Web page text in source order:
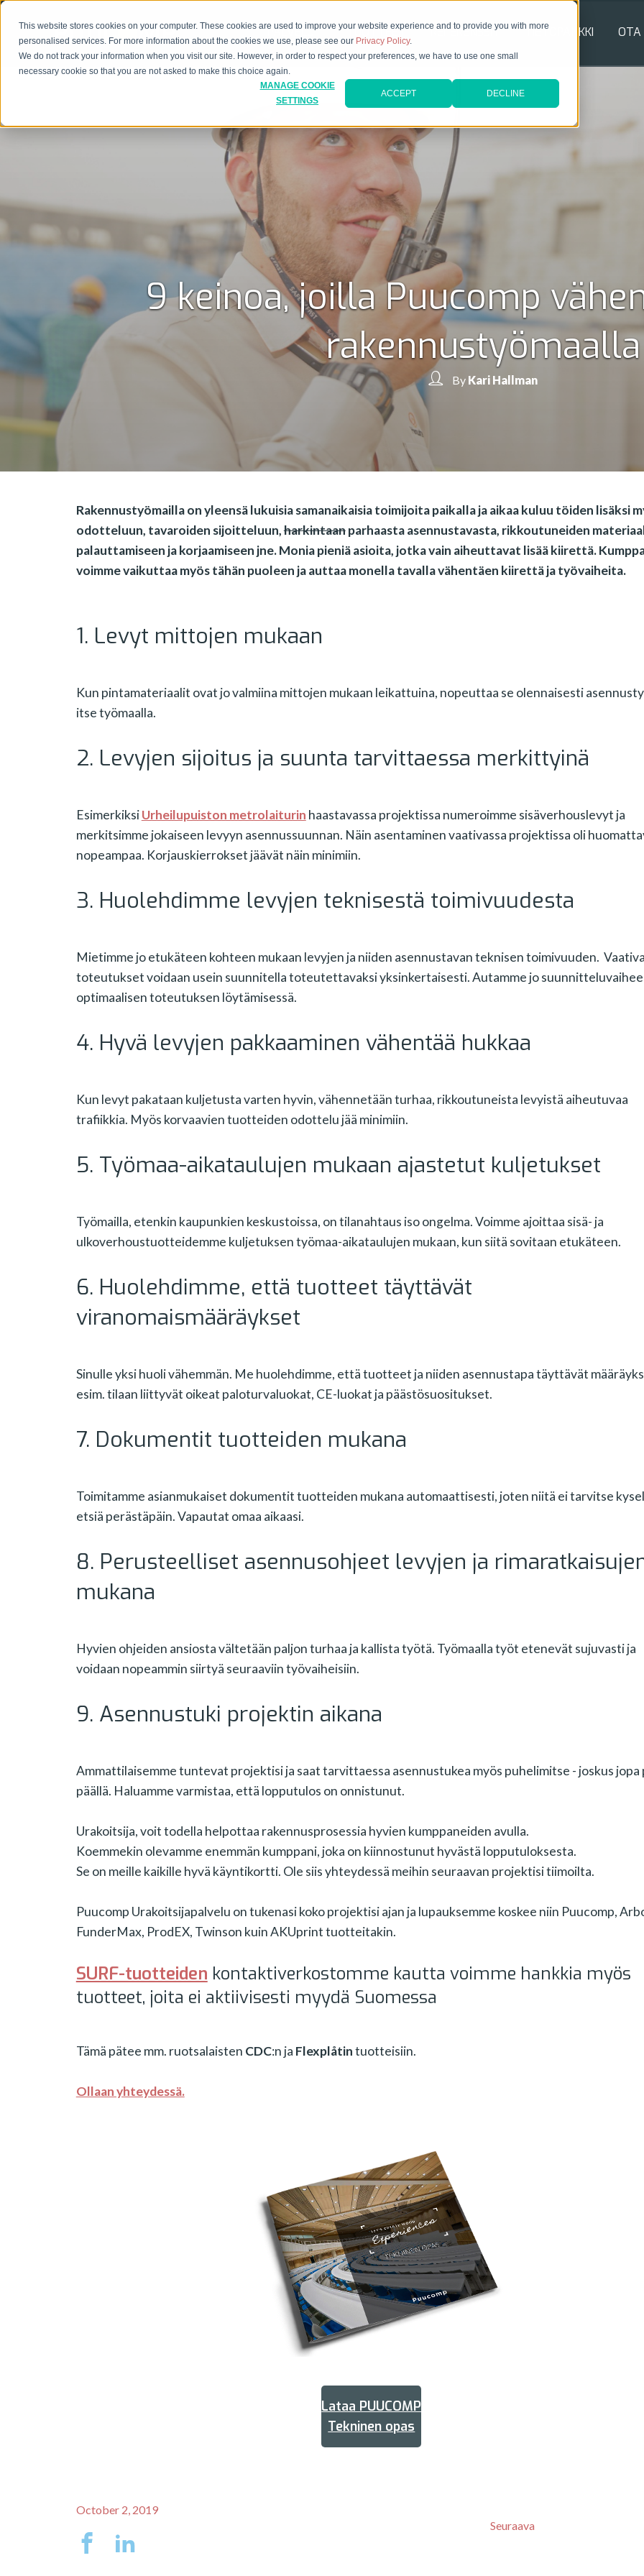
This website stores cookies on your computer. These cookies are used to improve your website experience and to provide you with more
personalised services. For more information about the cookies we use, please see our Privacy Policy.
We do not track your information when you visit our site. However, in order to respect your preferences, we have to use one small
necessary cookie so that you are not asked to make this choice again.
MANAGE COOKIE
SETTINGS
ACCEPT DECLINE
PALVELUT TUOTTEET REFERENSSIT TIETOPANKKI
9 keinoa, joilla Puucomp
rakennustyömaalla
By Kari Hallman
Rakennustyömailla on yleensä lukuisia samanaikaisia toimijoita paikalla ja aikaa kuluu töiden lisäksi
odotteluun, tavaroiden sijoitteluun,harkintaanparhaasta asennustavasta, rikkoutuneiden
palauttamiseen ja korjaamiseen jne. Monia pieniä asioita, jotka vain aiheuttavat lisää kiirettä.
voimme vaikuttaa myös tähän puoleen ja auttaa monella tavalla vähentäen kiirettä ja työvaiheita.
1. Levyt mittojen mukaan
Kun pintamateriaalit ovat jo valmiina mittojen mukaan leikattuina, nopeuttaa se olennaisesti
itse työmaalla.
2. Levyjen sijoitus ja suunta tarvittaessa merkittyinä
EsimerkiksiUrheilupuiston metrolaiturin haastavassa projektissa numeroimme sisäverhouslevyt ja
merkitsimme jokaiseen levyyn asennussuunnan. Näin asentaminen vaativassa projektissa oli
nopeampaa. Korjauskierrokset jäävät näin minimiin.
3. Huolehdimme levyjen teknisestä toimivuudesta
Mietimme jo etukäteen kohteen mukaan levyjen ja niiden asennustavan teknisen toimivuuden.
toteutukset voidaan usein suunnitella toteutettavaksi yksinkertaisesti. Autamme jo
optimaalisen toteutuksen löytämisessä.
4. Hyvä levyjen pakkaaminen vähentää hukkaa
Kun levyt pakataan kuljetusta varten hyvin, vähennetään turhaa, rikkoutuneista levyistä aiheutuvaa
trafiikkia. Myös korvaavien tuotteiden odottelu jää minimiin.
5. Työmaa-aikataulujen mukaan ajastetut kuljetukset
Työmailla, etenkin kaupunkien keskustoissa, on tilanahtaus iso ongelma. Voimme ajoittaa sisä- ja
ulkoverhoustuotteidemme kuljetuksen työmaa-aikataulujen mukaan, kun siitä sovitaan etukäteen.
6. Huolehdimme, että tuotteet täyttävät
viranomaismääräykset
Sinulle yksi huoli vähemmän. Me huolehdimme, että tuotteet ja niiden asennustapa täyttävät
esim. tilaan liittyvät oikeat paloturvaluokat, CE-luokat ja päästösuositukset.
7. Dokumentit tuotteiden mukana
Toimitamme asianmukaiset dokumentit tuotteiden mukana automaattisesti, joten niitä ei tarvitse
etsiä perästäpäin. Vapautat omaa aikaasi.
8. Perusteelliset asennusohjeet levyjen ja
mukana
Hyvien ohjeiden ansiosta vältetään paljon turhaa ja kallista työtä. Työmaalla työt etenevät sujuvasti ja
voidaan nopeammin siirtyä seuraaviin työvaiheisiin.
9. Asennustuki projektin aikana
Ammattilaisemme tuntevat projektisi ja saat tarvittaessa asennustukea myös puhelimitse - joskus jopa
päällä. Haluamme varmistaa, että lopputulos on onnistunut.
Urakoitsija, voit todella helpottaa rakennusprosessia hyvien kumppaneiden avulla.
Koemmekin olevamme enemmän kumppani, joka on kiinnostunut hyvästä lopputuloksesta.
Se on meille kaikille hyvä käyntikortti. Ole siis yhteydessä meihin seuraavan projektisi tiimoilta.
Puucomp Urakoitsijapalvelu on tukenasi koko projektisi ajan ja lupauksemme koskee niin Puucomp,
FunderMax, ProdEX, Twinson kuin AKUprint tuotteitakin.
SURF-tuotteiden kontaktiverkostomme kautta voimme hankkia myös
tuotteet, joita ei aktiivisesti myydä Suomessa
Tämä pätee mm. ruotsalaisten CDC:n ja Flexplåtintuotteisiin.
Ollaan yhteydessä.
Lataa PUUCOMP
Tekninen opas
October 2, 2019
Seuraava